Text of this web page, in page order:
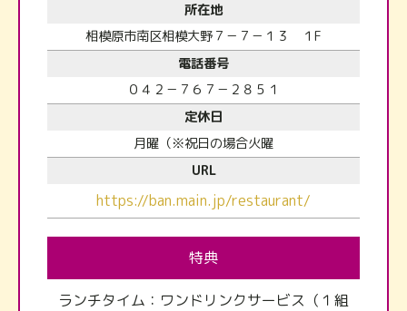
所在地
相模原市南区相模大野７－７－１３ １F
電話番号
０４２－７６７－２８５１
定休日
月曜（※祝日の場合火曜
URL
https://ban.main.jp/restaurant/
特典
ランチタイム：ワンドリンクサービス（１組